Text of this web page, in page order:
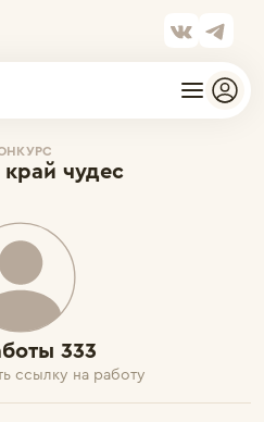
чудес
333
ссылку на работу